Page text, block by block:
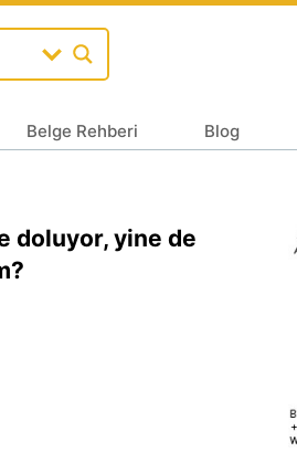
Belge Rehberi Blog
doluyor, yine de